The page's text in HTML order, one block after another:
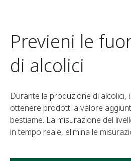
Previeni le
di alcolici
Durante la produzione di
ottenere prodotti a valore
bestiame. La misurazione del
in tempo reale, elimina le